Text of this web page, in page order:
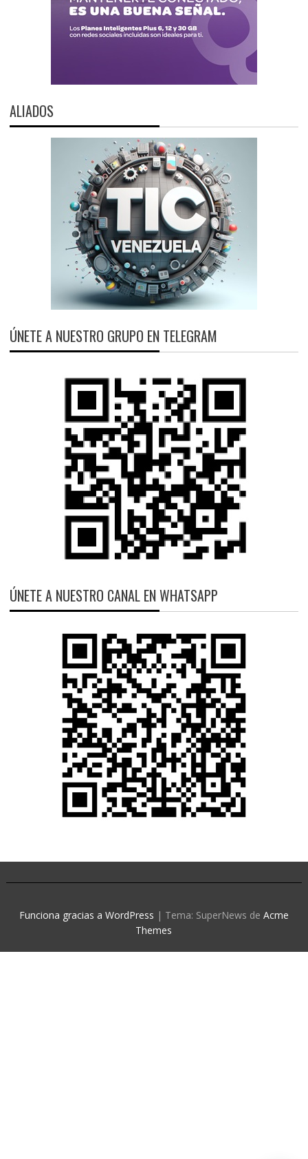
ALIADOS
ÚNETE A NUESTRO GRUPO EN TELEGRAM
ÚNETE A NUESTRO CANAL EN WHATSAPP
Funciona gracias a WordPress | Tema: SuperNews de Acme
Themes